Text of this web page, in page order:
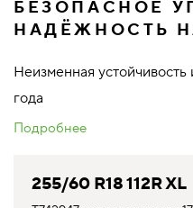
БЕЗОПАСНОЕ
НАДЁЖНОСТЬ
Неизменная
года
Подробнее
255/60 R18 112R XL